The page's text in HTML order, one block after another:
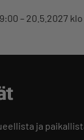
– 20.5.2027
ja